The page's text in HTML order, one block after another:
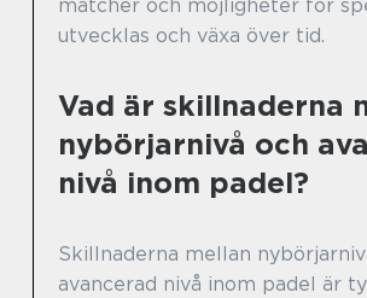
matcher och möjligheter för
utvecklas och växa över tid.
Vad är skillnaderna
nybörjarnivå och
nivå inom padel?
Skillnaderna mellan
avancerad nivå inom padel är